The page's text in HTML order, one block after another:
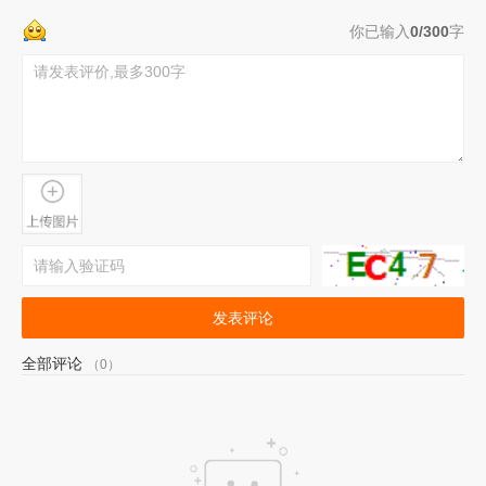
你已输入0/300字
发表评论
全部评论 （0）